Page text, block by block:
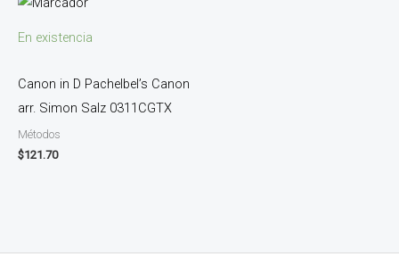
En existencia
Canon in D Pachelbel’s Canon
arr. Simon Salz 0311CGTX
Métodos
$121.70